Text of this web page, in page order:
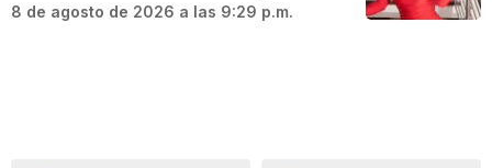
8 de agosto de 2026 a las 9:29 p.m.